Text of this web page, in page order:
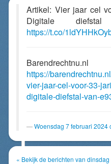
Artikel: Vier jaar cel
Digitale
https://t.co/
Barendrechtnu.nl
https://
vier-jaar-cel-voor-33-
digitale-diefstal-van-
Woensdag 7 februari 2024
« Bekijk de berichten van